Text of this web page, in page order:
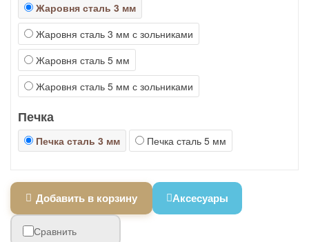
Жаровня сталь 3 мм
Жаровня сталь 3 мм с зольниками
Жаровня сталь 5 мм
Жаровня сталь 5 мм с зольниками
Печка
Печка сталь 3 мм Печка сталь 5 мм
Добавить в корзину Аксесуары
Сравнить